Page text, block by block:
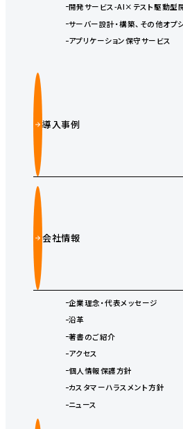
開発サービス-AI×テスト駆動型
サーバー設計・構築、その他オプ
アプリケーション保守サービス
導入事例
会社情報
企業理念・代表メッセージ
沿革
著書のご紹介
アクセス
個人情報保護方針
カスタマーハラスメント方針
ニュース